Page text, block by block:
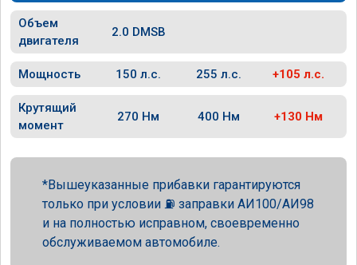
Объем
двигателя
2.0 DMSB
Мощность 150 л.с. 255 л.с. +105 л.с.
Крутящий
момент
270 Нм 400 Нм +130 Нм
Вышеуказанные прибавки гарантируются
только при условии ⛽ заправки АИ100/АИ98
и на полностью исправном, своевременно
обслуживаемом автомобиле.